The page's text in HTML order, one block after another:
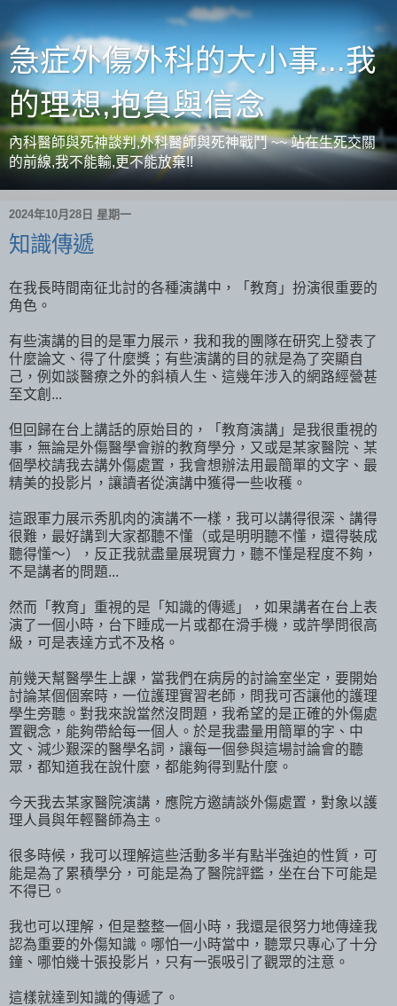
急症外傷外科的大小事...我
的理想,抱負與信念
內科醫師與死神談判,外科醫師與死神戰鬥 ~~ 站在生死交關
的前線,我不能輸,更不能放棄!!
2024年10月28日 星期一
知識傳遞
在我長時間南征北討的各種演講中，「教育」扮演很重要的
角色。
有些演講的目的是軍力展示，我和我的團隊在研究上發表了
什麼論文、得了什麼獎；有些演講的目的就是為了突顯自
己，例如談醫療之外的斜槓人生、這幾年涉入的網路經營甚
至文創...
但回歸在台上講話的原始目的，「教育演講」是我很重視的
事，無論是外傷醫學會辦的教育學分，又或是某家醫院、某
個學校請我去講外傷處置，我會想辦法用最簡單的文字、最
精美的投影片，讓讀者從演講中獲得一些收穫。
這跟軍力展示秀肌肉的演講不一樣，我可以講得很深、講得
很難，最好講到大家都聽不懂（或是明明聽不懂，還得裝成
聽得懂～），反正我就盡量展現實力，聽不懂是程度不夠，
不是講者的問題...
然而「教育」重視的是「知識的傳遞」，如果講者在台上表
演了一個小時，台下睡成一片或都在滑手機，或許學問很高
級，可是表達方式不及格。
前幾天幫醫學生上課，當我們在病房的討論室坐定，要開始
討論某個個案時，一位護理實習老師，問我可否讓他的護理
學生旁聽。對我來說當然沒問題，我希望的是正確的外傷處
置觀念，能夠帶給每一個人。於是我盡量用簡單的字、中
文、減少艱深的醫學名詞，讓每一個參與這場討論會的聽
眾，都知道我在說什麼，都能夠得到點什麼。
今天我去某家醫院演講，應院方邀請談外傷處置，對象以護
理人員與年輕醫師為主。
很多時候，我可以理解這些活動多半有點半強迫的性質，可
能是為了累積學分，可能是為了醫院評鑑，坐在台下可能是
不得已。
我也可以理解，但是整整一個小時，我還是很努力地傳達我
認為重要的外傷知識。哪怕一小時當中，聽眾只專心了十分
鐘、哪怕幾十張投影片，只有一張吸引了觀眾的注意。
這樣就達到知識的傳遞了。